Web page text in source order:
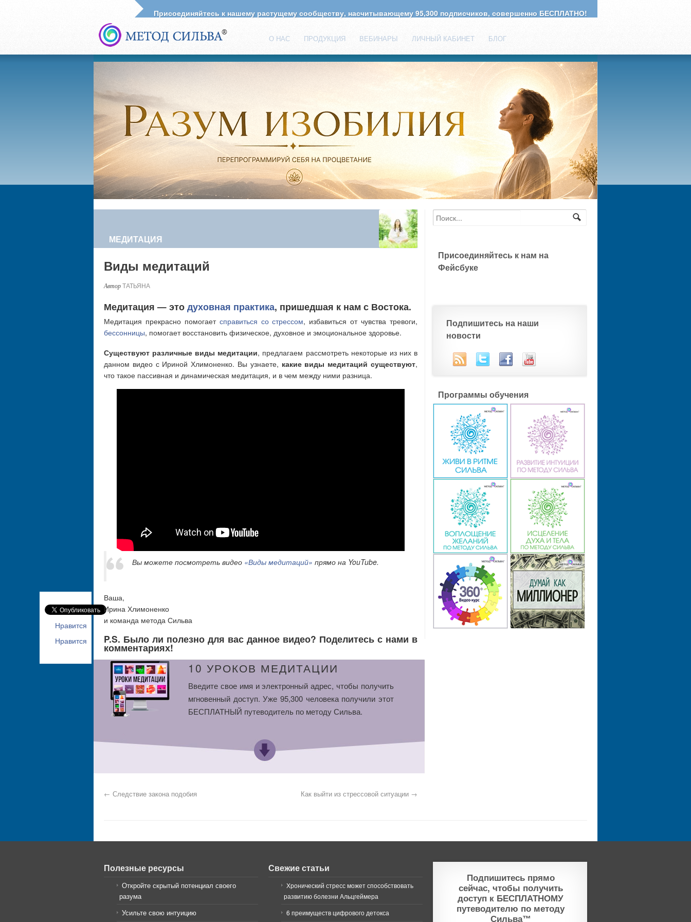
О НАС ПРОДУКЦИЯ ВЕБИНАРЫ ЛИЧНЫЙ КАБИНЕТ БЛОГ
Присоединяйтесь к нашему растущему сообществу, насчитывающему 95,300 подписчиков, совершенно БЕСПЛАТНО!
Нравится
Нравится
МЕДИТАЦИЯ
Виды медитаций
ТАТЬЯНА
Медитация — это духовная практика, пришедшая к нам с Востока.
Медитация прекрасно помогает справиться со стрессом, избавиться от чувства тревоги,
бессонницы, помогает восстановить физическое, духовное и эмоциональное здоровье.
Существуют различные виды медитации, предлагаем рассмотреть некоторые из них в
данном видео с Ириной Хлимоненко. Вы узнаете, какие виды медитаций существуют,
что такое пассивная и динамическая медитация, и в чем между ними разница.
Вы можете посмотреть видео «Виды медитаций» прямо на YouTube.
Ваша,
Ирина Хлимоненко
и команда метода Сильва
P.S. Было ли полезно для вас данное видео? Поделитесь с нами в
комментариях!
10 УРОКОВ МЕДИТАЦИИ
Введите свое имя и электронный адрес, чтобы получить
мгновенный доступ. Уже 95,300 человека получили этот
БЕСПЛАТНЫЙ путеводитель по методу Сильва.
← Следствие закона подобия Как выйти из стрессовой ситуации →
Присоединяйтесь к нам на
Фейсбуке
Подпишитесь на наши
новости
Программы обучения
Полезные ресурсы
Откройте скрытый потенциал своего
разума
Усильте свою интуицию
Свежие статьи
Хронический стресс может способствовать
развитию болезни Альцгеймера
6 преимуществ цифрового детокса
Подпишитесь прямо
сейчас, чтобы получить
доступ к БЕСПЛАТНОМУ
путеводителю по методу
Сильва™